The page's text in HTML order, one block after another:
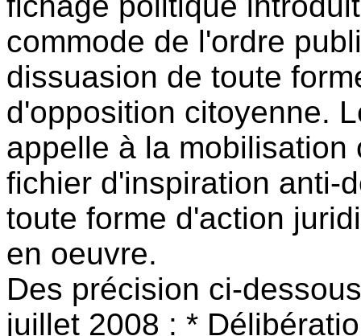
commode de l'ordre
dissuasion de toute
d'opposition citoyenne.
appelle à la
fichier d'inspiration anti-
toute forme d'action
en oeuvre.
Des précision ci-
juillet 2008 : *